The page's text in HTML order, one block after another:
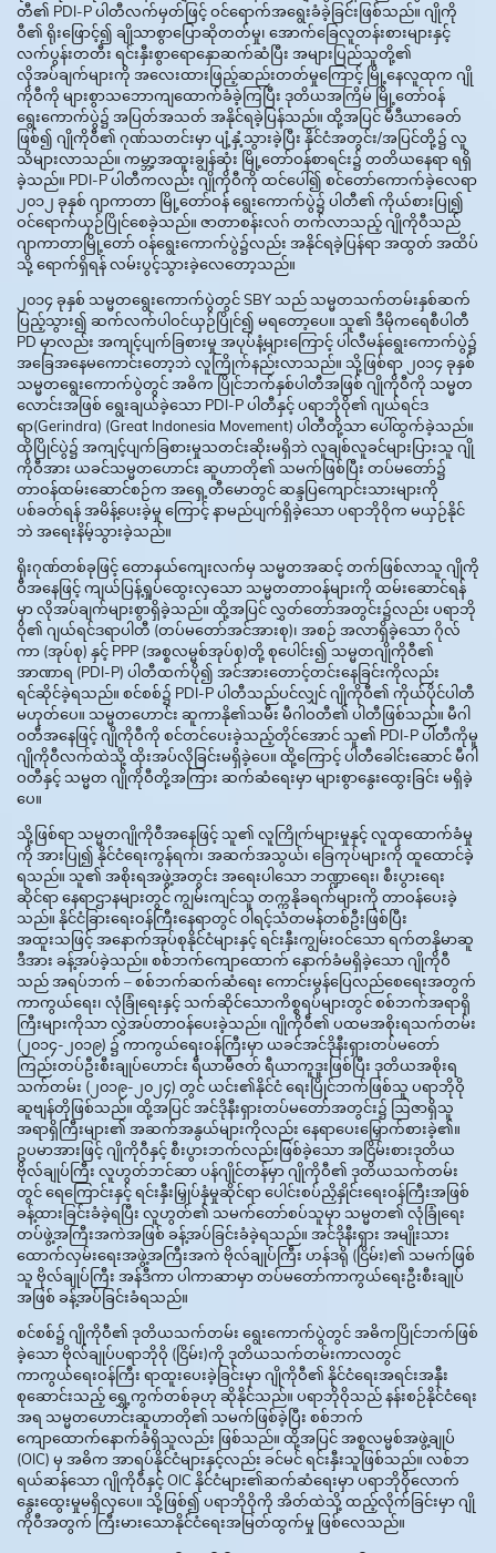
တီ၏ PDI-P ပါတီလက်မှတ်ဖြင့် ဝင်ရောက်အရွေးခံခဲ့ခြင်းဖြစ်သည်။ ဂျိုကို
ဝီ၏ ရိုးဖြောင့်၍ ချိုသာစွာပြောဆိုတတ်မှု၊ အောက်ခြေလူတန်းစားများနှင့်
လက်ပွန်းတတီး ရင်းနှီးစွာရောနှောဆက်ဆံပြီး အများပြည်သူတို့၏
လိုအပ်ချက်များကို အလေးထားဖြည့်ဆည်းတတ်မှုကြောင့် မြို့နေလူထုက ဂျို
ကိုဝီကို များစွာသဘောကျထောက်ခံခဲ့ကြပြီး ဒုတိယအကြိမ် မြို့တော်ဝန်
ရွေးကောက်ပွဲ၌ အပြတ်အသတ် အနိုင်ရခဲ့ပြန်သည်။ ထို့အပြင် မီဒီယာခေတ်
ဖြစ်၍ ဂျိုကိုဝီ၏ ဂုဏ်သတင်းမှာ ပျံ့နှံ့သွားခဲ့ပြီး နိုင်ငံအတွင်း/အပြင်တို့၌ လူ
သိများလာသည်။ ကမ္ဘာ့အထူးချွန်ဆုံး မြို့တော်ဝန်စာရင်း၌ တတိယနေရာ ရရှိ
ခဲ့သည်။ PDI-P ပါတီကလည်း ဂျိုကိုဝီကို ထင်ပေါ်၍ စင်တော်ကောက်ခဲ့လေရာ
၂၀၁၂ ခုနှစ် ဂျာကာတာ မြို့တော်ဝန် ရွေးကောက်ပွဲ၌ ပါတီ၏ ကိုယ်စားပြု၍
ဝင်ရောက်ယှဉ်ပြိုင်စေခဲ့သည်။ ဇာတာစန်းလဂ် တက်လာသည့် ဂျိုကိုဝီသည်
ဂျာကာတာမြို့တော် ဝန်ရွေးကောက်ပွဲ၌လည်း အနိုင်ရခဲ့ပြန်ရာ အထွတ် အထိပ်
သို့ ရောက်ရှိရန် လမ်းပွင့်သွားခဲ့လေတော့သည်။
၂၀၁၄ ခုနှစ် သမ္မတရွေးကောက်ပွဲတွင် SBY သည် သမ္မတသက်တမ်းနှစ်ဆက်
ပြည့်သွား၍ ဆက်လက်ပါဝင်ယှဉ်ပြိုင်၍ မရတော့ပေ။ သူ၏ ဒီမိုကရေစီပါတီ
PD မှာလည်း အကျင့်ပျက်ခြစားမှု အပုပ်နံ့များကြောင့် ပါလီမန်ရွေးကောက်ပွဲ၌
အခြေအနေမကောင်းတော့ဘဲ လူကြိုက်နည်းလာသည်။ သို့ဖြစ်ရာ ၂၀၁၄ ခုနှစ်
သမ္မတရွေးကောက်ပွဲတွင် အဓိက ပြိုင်ဘက်နှစ်ပါတီအဖြစ် ဂျိုကိုဝီကို သမ္မတ
လောင်းအဖြစ် ရွေးချယ်ခဲ့သော PDI-P ပါတီနှင့် ပရာဘိုဝို၏ ဂျယ်ရင်ဒ
ရာ(Gerindra) (Great Indonesia Movement) ပါတီတို့သာ ပေါ်ထွက်ခဲ့သည်။
ထိုပြိုင်ပွဲ၌ အကျင့်ပျက်ခြစားမှုသတင်းဆိုးမရှိဘဲ လူချစ်လူခင်များပြားသူ ဂျို
ကိုဝီအား ယခင်သမ္မတဟောင်း ဆူဟာတို၏ သမက်ဖြစ်ပြီး တပ်မတော်၌
တာဝန်ထမ်းဆောင်စဉ်က အရှေ့တီမောတွင် ဆန္ဒပြကျောင်းသားများကို
ပစ်ခတ်ရန် အမိန့်ပေးခဲ့မှု ကြောင့် နာမည်ပျက်ရှိခဲ့သော ပရာဘိုဝိုက မယှဉ်နိုင်
ဘဲ အရေးနိမ့်သွားခဲ့သည်။
ရိုးဂုဏ်တစ်ခုဖြင့် တောနယ်ကျေးလက်မှ သမ္မတအဆင့် တက်ဖြစ်လာသူ ဂျိုကို
ဝီအနေဖြင့် ကျယ်ပြန့်ရှုပ်ထွေးလှသော သမ္မတတာဝန်များကို ထမ်းဆောင်ရန်
မှာ လိုအပ်ချက်များစွာရှိခဲ့သည်။ ထို့အပြင် လွှတ်တော်အတွင်း၌လည်း ပရာဘို
ဝို၏ ဂျယ်ရင်ဒရာပါတီ (တပ်မတော်အင်အားစု)၊ အစဉ် အလာရှိခဲ့သော ဂိုလ်
ကာ (အုပ်စု) နှင့် PPP (အစ္စလမ္မစ်အုပ်စု)တို့ စုပေါင်း၍ သမ္မတဂျိုကိုဝီ၏
အာဏာရ (PDI-P) ပါတီထက်ပို၍ အင်အားတောင့်တင်းနေခြင်းကိုလည်း
ရင်ဆိုင်ခဲ့ရသည်။ စင်စစ်၌ PDI-P ပါတီသည်ပင်လျှင် ဂျိုကိုဝီ၏ ကိုယ်ပိုင်ပါတီ
မဟုတ်ပေ။ သမ္မတဟောင်း ဆူကာနို၏သမီး မီဂါဝတီ၏ ပါတီဖြစ်သည်။ မီဂါ
ဝတီအနေဖြင့် ဂျိုကိုဝီကို စင်တင်ပေးခဲ့သည့်တိုင်အောင် သူ၏ PDI-P ပါတီကိုမူ
ဂျိုကိုဝီလက်ထဲသို့ ထိုးအပ်လိုခြင်းမရှိခဲ့ပေ။ ထို့ကြောင့် ပါတီခေါင်းဆောင် မီဂါ
ဝတီနှင့် သမ္မတ ဂျိုကိုဝီတို့အကြား ဆက်ဆံရေးမှာ များစွာနွေးထွေးခြင်း မရှိခဲ့
ပေ။
သို့ဖြစ်ရာ သမ္မတဂျိုကိုဝီအနေဖြင့် သူ၏ လူကြိုက်များမှုနှင့် လူထုထောက်ခံမှု
ကို အားပြု၍ နိုင်ငံရေးကွန်ရက်၊ အဆက်အသွယ်၊ ခြေကုပ်များကို ထူထောင်ခဲ့
ရသည်။ သူ၏ အစိုးရအဖွဲ့အတွင်း အရေးပါသော ဘဏ္ဍာရေး၊ စီးပွားရေး
ဆိုင်ရာ နေရာဌာနများတွင် ကျွမ်းကျင်သူ တက္ကနိုခရက်များကို တာဝန်ပေးခဲ့
သည်။ နိုင်ငံခြားရေးဝန်ကြီးနေရာတွင် ဝါရင့်သံတမန်တစ်ဦးဖြစ်ပြီး
အထူးသဖြင့် အနောက်အုပ်စုနိုင်ငံများနှင့် ရင်းနှီးကျွမ်းဝင်သော ရက်တနိုမာဆူ
ဒီအား ခန့်အပ်ခဲ့သည်။ စစ်ဘက်ကျောထောက် နောက်ခံမရှိခဲ့သော ဂျိုကိုဝီ
သည် အရပ်ဘက် – စစ်ဘက်ဆက်ဆံရေး ကောင်းမွန်ပြေလည်စေရေးအတွက်
ကာကွယ်ရေး၊ လုံခြုံရေးနှင့် သက်ဆိုင်သောကိစ္စရပ်များတွင် စစ်ဘက်အရာရှိ
ကြီးများကိုသာ လွှဲအပ်တာဝန်ပေးခဲ့သည်။ ဂျိုကိုဝီ၏ ပထမအစိုးရသက်တမ်း
(၂၀၁၄-၂၀၁၉) ၌ ကာကွယ်ရေးဝန်ကြီးမှာ ယခင်အင်ဒိုနီးရှားတပ်မတော်
ကြည်းတပ်ဦးစီးချုပ်ဟောင်း ရီယာမီဇတ် ရီယာကူဒူးဖြစ်ပြီး ဒုတိယအစိုးရ
သက်တမ်း (၂၀၁၉-၂၀၂၄) တွင် ယင်း၏နိုင်ငံ ရေးပြိုင်ဘက်ဖြစ်သူ ပရာဘိုဝို
ဆူဗျန်တိုဖြစ်သည်။ ထို့အပြင် အင်ဒိုနီးရှားတပ်မတော်အတွင်း၌ ဩဇာရှိသူ
အရာရှိကြီးများ၏ အဆက်အနွယ်များကိုလည်း နေရာပေးမြှောက်စားခဲ့၏။
ဥပမာအားဖြင့် ဂျိုကိုဝီနှင့် စီးပွားဘက်လည်းဖြစ်ခဲ့သော အငြိမ်းစားဒုတိယ
ဗိုလ်ချုပ်ကြီး လူဟွတ်ဘင်ဆာ ပန်ဂျိုင်တန်မှာ ဂျိုကိုဝီ၏ ဒုတိယသက်တမ်း
တွင် ရေကြောင်းနှင့် ရင်းနှီးမြှုပ်နှံမှုဆိုင်ရာ ပေါင်းစပ်ညှိနှိုင်းရေးဝန်ကြီးအဖြစ်
ခန့်ထားခြင်းခံခဲ့ရပြီး လူဟွတ်၏ သမက်တော်စပ်သူမှာ သမ္မတ၏ လုံခြုံရေး
တပ်ဖွဲ့အကြီးအကဲအဖြစ် ခန့်အပ်ခြင်းခံခဲ့ရသည်။ အင်ဒိုနီးရှား အမျိုးသား
ထောက်လှမ်းရေးအဖွဲ့အကြီးအကဲ ဗိုလ်ချုပ်ကြီး ဟန်ဒရို (ငြိမ်း)၏ သမက်ဖြစ်
သူ ဗိုလ်ချုပ်ကြီး အန်ဒီကာ ပါကာဆာမှာ တပ်မတော်ကာကွယ်ရေးဦးစီးချုပ်
အဖြစ် ခန့်အပ်ခြင်းခံရသည်။
စင်စစ်၌ ဂျိုကိုဝီ၏ ဒုတိယသက်တမ်း ရွေးကောက်ပွဲတွင် အဓိကပြိုင်ဘက်ဖြစ်
ခဲ့သော ဗိုလ်ချုပ်ပရာဘိုဝို (ငြိမ်း)ကို ဒုတိယသက်တမ်းကာလတွင်
ကာကွယ်ရေးဝန်ကြီး ရာထူးပေးခဲ့ခြင်းမှာ ဂျိုကိုဝီ၏ နိုင်ငံရေးအရင်းအနှီး
စုဆောင်းသည့် ရွှေ့ကွက်တစ်ခုဟု ဆိုနိုင်သည်။ ပရာဘိုဝိုသည် နန်းစဉ်နိုင်ငံရေး
အရ သမ္မတဟောင်းဆူဟာတို၏ သမက်ဖြစ်ခဲ့ပြီး စစ်ဘက်
ကျောထောက်နောက်ခံရှိသူလည်း ဖြစ်သည်။ ထို့အပြင် အစ္စလမ္မစ်အဖွဲ့ချုပ်
(OIC) မှ အဓိက အာရပ်နိုင်ငံများနှင့်လည်း ခင်မင် ရင်းနှီးသူဖြစ်သည်။ လစ်ဘ
ရယ်ဆန်သော ဂျိုကိုဝီနှင့် OIC နိုင်ငံများ၏ဆက်ဆံရေးမှာ ပရာဘိုဝိုလောက်
နွေးထွေးမှုမရှိလှပေ။ သို့ဖြစ်၍ ပရာဘိုဝိုကို အိတ်ထဲသို့ ထည့်လိုက်ခြင်းမှာ ဂျို
ကိုဝီအတွက် ကြီးမားသောနိုင်ငံရေးအမြတ်ထွက်မှု ဖြစ်လေသည်။